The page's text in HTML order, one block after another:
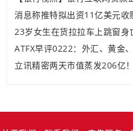
消息称推特拟出资11亿美元收
23岁女生在货拉拉车上跳窗身
ATFX早评0222：外汇、黄金
立讯精密两天市值蒸发206亿